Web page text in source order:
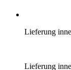
Lieferung
Lieferung